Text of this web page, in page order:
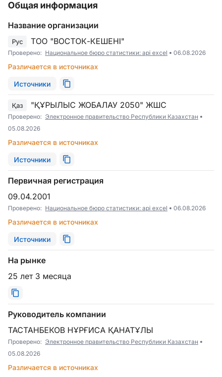
Общая информация
Название организации
Рус ТОО "ВОСТОК-КЕШЕНI"
Проверено: Национальное бюро статистики: api excel 06.08.2026
Различается в источниках
Источники
Қаз "ҚҰРЫЛЫС ЖОБАЛАУ 2050" ЖШС
Проверено: Электронное правительство Республики Казахстан
05.08.2026
Различается в источниках
Источники
Первичная регистрация
09.04.2001
Проверено: Национальное бюро статистики: api excel 06.08.2026
Различается в источниках
Источники
На рынке
25 лет 3 месяца
Руководитель компании
ТАСТАНБЕКОВ НҰРҒИСА ҚАНАТҰЛЫ
Проверено: Электронное правительство Республики Казахстан
05.08.2026
Различается в источниках